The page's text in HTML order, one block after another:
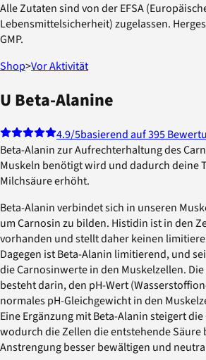
Alle Zutaten sind von der EFSA
Lebensmittelsicherheit) zugelassen.
GMP.
Shop>Vor Aktivität
U Beta-Alanine
4.9/5basierend auf 395
Beta-Alanin zur Aufrechterhaltung des
Muskeln benötigt wird und dadurch deine
Milchsäure erhöht.
Beta-Alanin verbindet sich in unseren
um Carnosin zu bilden. Histidin ist in den
vorhanden und stellt daher keinen
Dagegen ist Beta-Alanin limitierend, und
die Carnosinwerte in den Muskelzellen.
besteht darin, den pH-Wert
normales pH-Gleichgewicht in den
Eine Ergänzung mit Beta-Alanin steigert
wodurch die Zellen die entstehende Säure
Anstrengung besser bewältigen und